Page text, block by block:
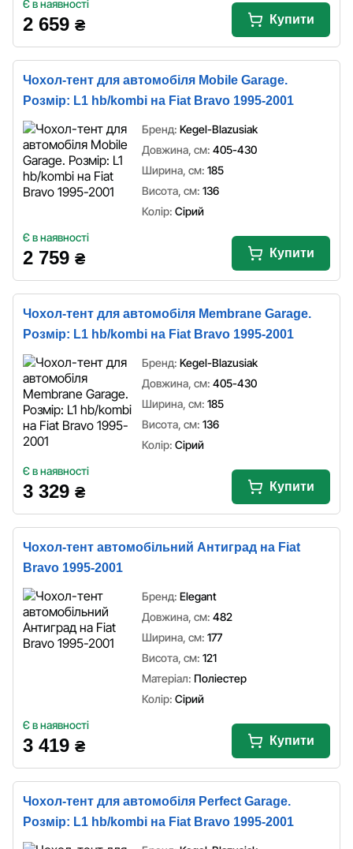
Є в наявності
2 659 ₴ Купити
Чохол-тент для автомобіля Mobile Garage.
Розмір: L1 hb/kombi на Fiat Bravo 1995-2001
Бренд: Kegel-Blazusiak
Довжина, см: 405-430
Ширина, см: 185
Висота, см: 136
Колір: Сірий
Є в наявності
2 759 ₴ Купити
Чохол-тент для автомобіля Membrane Garage.
Розмір: L1 hb/kombi на Fiat Bravo 1995-2001
Бренд: Kegel-Blazusiak
Довжина, см: 405-430
Ширина, см: 185
Висота, см: 136
Колір: Сірий
Є в наявності
3 329 ₴ Купити
Чохол-тент автомобільний Антиград на Fiat
Bravo 1995-2001
Бренд: Elegant
Довжина, см: 482
Ширина, см: 177
Висота, см: 121
Матеріал: Поліестер
Колір: Сірий
Є в наявності
3 419 ₴ Купити
Чохол-тент для автомобіля Perfect Garage.
Розмір: L1 hb/kombi на Fiat Bravo 1995-2001